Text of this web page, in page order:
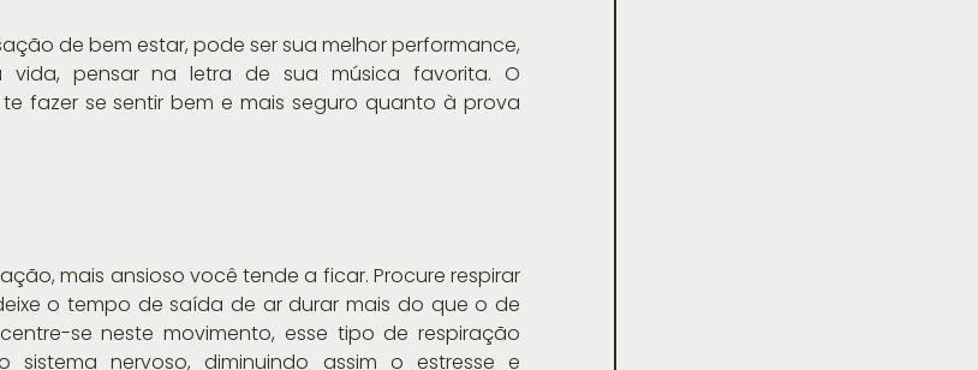
de bem estar, pode ser sua melhor performance,
vida, pensar na letra de sua música favorita. O
fazer se sentir bem e mais seguro quanto à prova
mais ansioso você tende a ficar. Procure respirar
o tempo de saída de ar durar mais do que o de
se neste movimento, esse tipo de respiração
nervoso, diminuindo assim o estresse e